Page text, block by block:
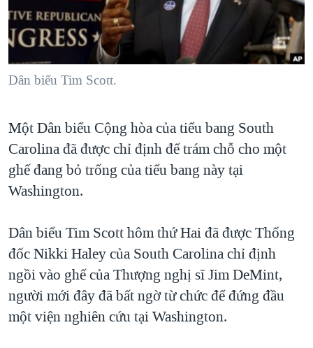
"Tìm"NGƯỜI VIỆT HẢI NGOẠI
ĐỜI SỐNG
KINH TẾ
THỂ THAO
GIÁO DỤC
HÀNH TRÌNH BẦU CỬ 2024
MỘT NĂM CHIẾN TRANH TẠI DẢI GAZA
GIẢI MÃ VÀNH ĐAI & CON ĐƯỜNG
TRỊNH VĨNH BÌNH - NGƯỜI HẠ 'BÊN THẮNG CUỘC'
GROUND ZERO – XƯA VÀ NAY
CHI PHÍ CHIẾN TRANH AFGHANISTAN
THƯỢNG ĐỈNH TRUMP-KIM TẠI VIỆT NAM
TRỊNH VĨNH BÌNH VS. CHÍNH PHỦ VIỆT NAM
NGƯ DÂN VIỆT VÀ LÀN SÓNG TRỘM HẢI SÂM
BÊN KIA QUỐC LỘ: TIẾNG VỌNG TỪ NÔNG THÔN MỸ
VIDEO
NGHE
MẠNG XÃ HỘI
Ngôn ngữ khác
Dân biểu Tim Scott.
Một Dân biểu Cộng hòa của tiểu bang South
Carolina đã được chỉ định để trám chỗ cho một
ghế đang bỏ trống của tiểu bang này tại
Washington.
Dân biểu Tim Scott hôm thứ Hai đã được Thống
đốc Nikki Haley của South Carolina chỉ định
ngồi vào ghế của Thượng nghị sĩ Jim DeMint,
người mới đây đã bất ngờ từ chức để đứng đầu
một viện nghiên cứu tại Washington.